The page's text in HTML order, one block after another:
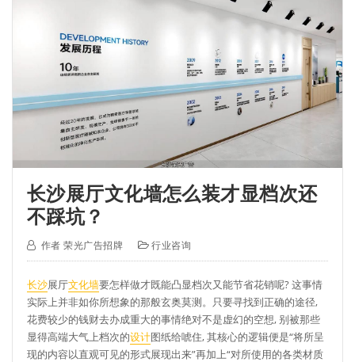
长沙展厅文化墙怎么装才显档次还
不踩坑？
作者荣光广告招牌 行业咨询
长沙展厅文化墙要怎样做才既能凸显档次又能节省花销呢? 这事情
实际上并非如你所想象的那般玄奥莫测。只要寻找到正确的途径,
花费较少的钱财去办成重大的事情绝对不是虚幻的空想, 别被那些
显得高端大气上档次的设计图纸给唬住, 其核心的逻辑便是“将所呈
现的内容以直观可见的形式展现出来”再加上“对所使用的各类材质